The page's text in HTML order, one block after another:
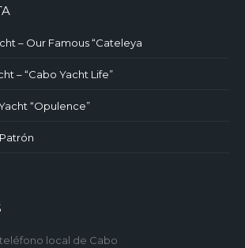
– Our Famous “Cateleya
– “Cabo Yacht Life”
“Opulence”
local de Cabo